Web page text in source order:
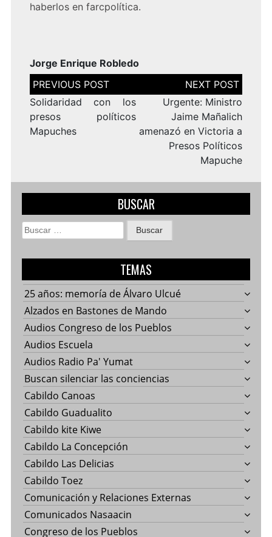
haberlos en farcpolítica.
Jorge Enrique Robledo
Navegación
de
entradas
Solidaridad con los
presos políticos
Mapuches
Urgente: Ministro
Jaime Mañalich
amenazó en Victoria a
Presos Políticos
Mapuche
BUSCAR
Buscar:
TEMAS
25 años: memoría de Álvaro Ulcué
Alzados en Bastones de Mando
Audios Congreso de los Pueblos
Audios Escuela
Audios Radio Pa' Yumat
Buscan silenciar las conciencias
Cabildo Canoas
Cabildo Guadualito
Cabildo kite Kiwe
Cabildo La Concepción
Cabildo Las Delicias
Cabildo Toez
Comunicación y Relaciones Externas
Comunicados Nasaacin
Congreso de los Pueblos